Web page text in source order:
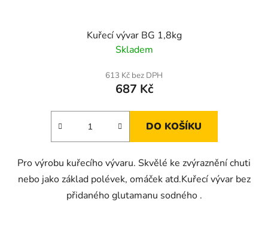
Kuřecí vývar BG 1,8kg
Skladem
613 Kč bez DPH
687 Kč
DO KOŠÍKU
Pro výrobu kuřecího vývaru. Skvělé ke zvýraznění chuti
nebo jako základ polévek, omáček atd.Kuřecí vývar bez
přidaného glutamanu sodného .